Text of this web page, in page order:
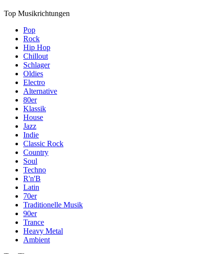
Top Musikrichtungen
Pop
Rock
Hip Hop
Chillout
Schlager
Oldies
Electro
Alternative
80er
Klassik
House
Jazz
Indie
Classic Rock
Country
Soul
Techno
R'n'B
Latin
70er
Traditionelle Musik
90er
Trance
Heavy Metal
Ambient